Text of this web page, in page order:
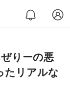
りーの悪
たリアルな